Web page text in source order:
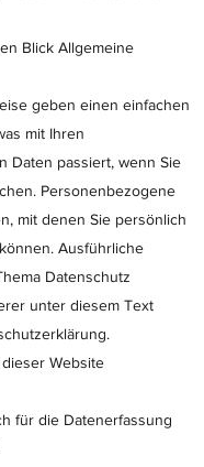
Blick Allgemeine
geben einen einfachen
mit Ihren
Daten passiert, wenn Sie
Personenbezogene
mit denen Sie persönlich
Ausführliche
Datenschutz
unter diesem Text
Website
für die Datenerfassung